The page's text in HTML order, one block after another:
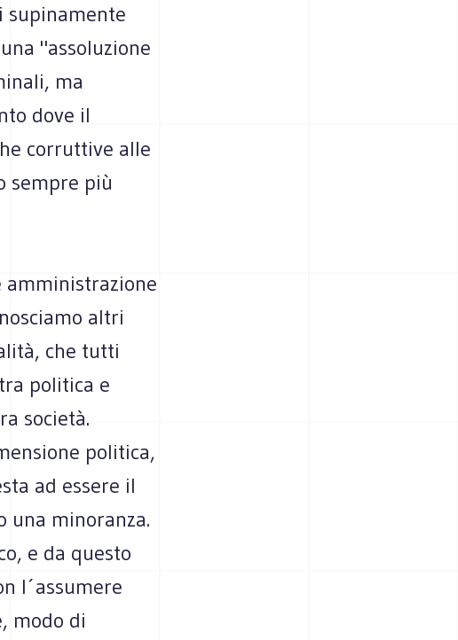
supinamente
"assoluzione
ma
dove il
corruttive alle
sempre più
altri
che tutti
politica e
società.
politica,
ad essere il
una minoranza.
e da questo
l´assumere
modo di